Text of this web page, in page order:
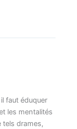
faut éduquer
les mentalités
tels drames,